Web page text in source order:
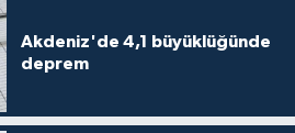
Akdeniz'de 4,1 büyüklüğünde
deprem